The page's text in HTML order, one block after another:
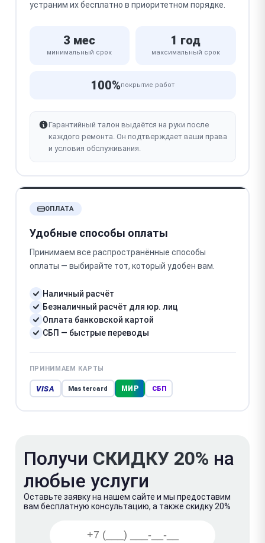
устраним их бесплатно в приоритетном порядке.
3 мес
минимальный срок
1 год
максимальный срок
100%покрытие работ
Гарантийный талон выдаётся на руки после
каждого ремонта. Он подтверждает ваши права
и условия обслуживания.
ОПЛАТА
Удобные способы оплаты
Принимаем все распространённые способы
оплаты — выбирайте тот, который удобен вам.
Наличный расчёт
Безналичный расчёт для юр. лиц
Оплата банковской картой
СБП — быстрые переводы
ПРИНИМАЕМ КАРТЫ
VISA Mastercard МИР СБП
Получи СКИДКУ 20% на
любые услуги
Оставьте заявку на нашем сайте и мы предоставим
вам бесплатную консультацию, а также скидку 20%